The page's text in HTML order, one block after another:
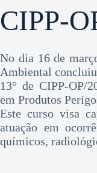
CIPP-
No dia 16 de
Ambiental
13° de CIPP-OP/
em Produtos
Este curso visa
atuação em
químicos,